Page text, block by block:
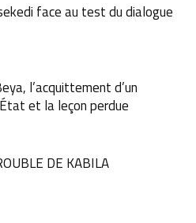
face au test du dialogue
l’acquittement d’un
et la leçon perdue
DE KABILA